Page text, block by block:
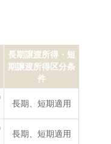
長期譲渡所得・短
期譲渡所得区分条
件
長期、短期適用
長期、短期適用